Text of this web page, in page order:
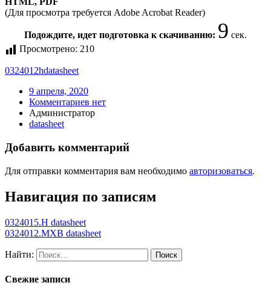
(Для просмотра требуется Adobe Acrobat Reader)
Подождите, идет подготовка к скачиванию: 9 сек.
Просмотрено: 210
0324012hdatasheet
9 апреля, 2020
Комментариев нет
Администратор
datasheet
Добавить комментарий
Для отправки комментария вам необходимо авторизоваться.
Навигация по записям
0324015.H datasheet
0324012.MXB datasheet
Найти:
Свежие записи